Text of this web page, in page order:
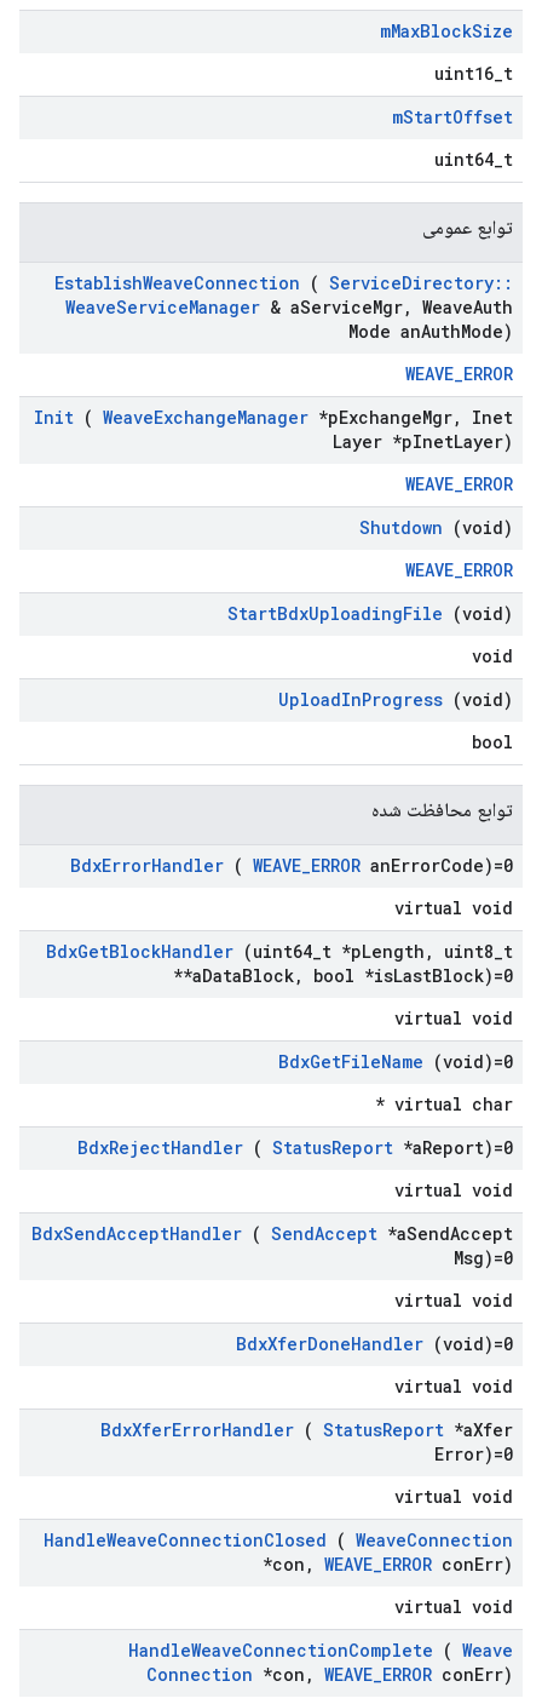
mMaxBlockSize
uint16_t
mStartOffset
uint64_t
توابع عمومی
EstablishWeaveConnection ( ServiceDirectory::
WeaveServiceManager & aServiceMgr, WeaveAuth
Mode anAuthMode)
WEAVE_ERROR
Init ( WeaveExchangeManager *pExchangeMgr,
Inet
Layer *pInetLayer)
WEAVE_ERROR
Shutdown (void)
WEAVE_ERROR
StartBdxUploadingFile (void)
void
UploadInProgress (void)
bool
توابع محافظت شده
BdxErrorHandler ( WEAVE_ERROR anErrorCode)=0
virtual void
BdxGetBlockHandler (uint64 t *pLength , uint8 t
**aDataBlock, bool *isLastBlock)=0
virtual void
BdxGetFileName (void)=0
virtual char *
BdxRejectHandler ( StatusReport *aReport)=0
virtual void
BdxSendAcceptHandler ( SendAccept *aSendAccept
Msg)=0
virtual void
BdxXferDoneHandler (void)=0
virtual void
BdxXferErrorHandler ( StatusReport *aXfer
Error)=0
virtual void
HandleWeaveConnectionClosed ( WeaveConnection
*con , WEAVE_ERROR conErr)
virtual void
HandleWeaveConnectionComplete ( Weave
Connection *con , WEAVE_ERROR conErr)